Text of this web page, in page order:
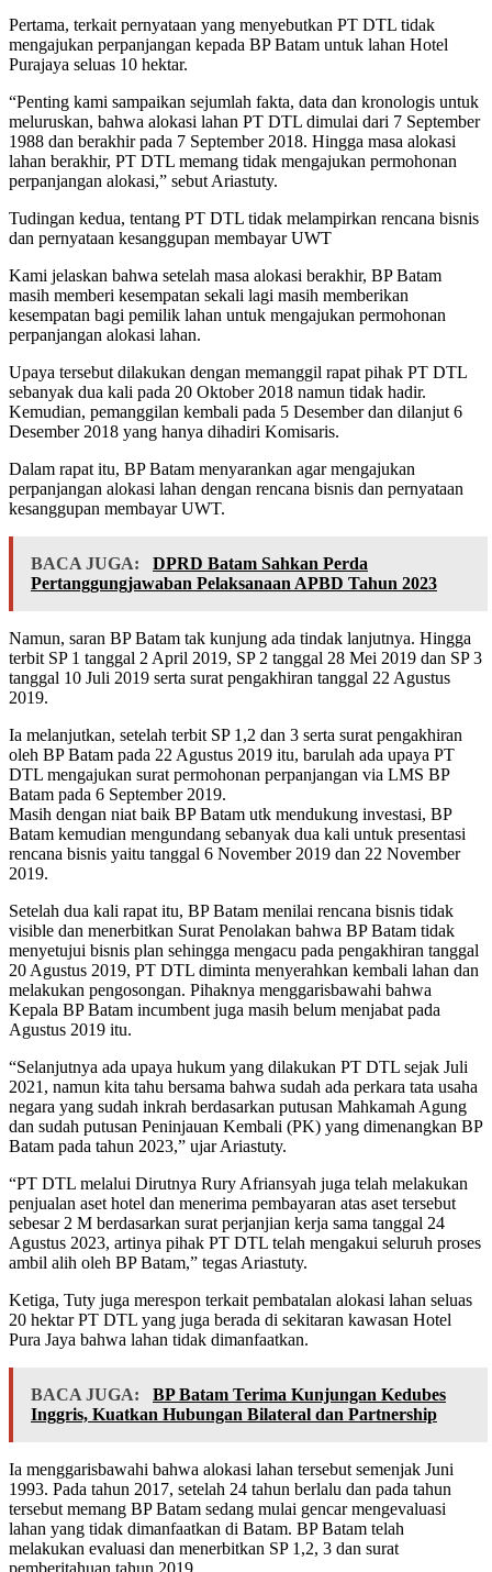
Pertama, terkait pernyataan yang menyebutkan PT DTL tidak
mengajukan perpanjangan kepada BP Batam untuk lahan Hotel
Purajaya seluas 10 hektar.
“Penting kami sampaikan sejumlah fakta, data dan kronologis untuk
meluruskan, bahwa alokasi lahan PT DTL dimulai dari 7 September
1988 dan berakhir pada 7 September 2018. Hingga masa alokasi
lahan berakhir, PT DTL memang tidak mengajukan permohonan
perpanjangan alokasi,” sebut Ariastuty.
Tudingan kedua, tentang PT DTL tidak melampirkan rencana bisnis
dan pernyataan kesanggupan membayar UWT
Kami jelaskan bahwa setelah masa alokasi berakhir, BP Batam
masih memberi kesempatan sekali lagi masih memberikan
kesempatan bagi pemilik lahan untuk mengajukan permohonan
perpanjangan alokasi lahan.
Upaya tersebut dilakukan dengan memanggil rapat pihak PT DTL
sebanyak dua kali pada 20 Oktober 2018 namun tidak hadir.
Kemudian, pemanggilan kembali pada 5 Desember dan dilanjut 6
Desember 2018 yang hanya dihadiri Komisaris.
Dalam rapat itu, BP Batam menyarankan agar mengajukan
perpanjangan alokasi lahan dengan rencana bisnis dan pernyataan
kesanggupan membayar UWT.
BACA JUGA:
DPRD Batam Sahkan Perda
Pertanggungjawaban Pelaksanaan APBD Tahun 2023
Namun, saran BP Batam tak kunjung ada tindak lanjutnya. Hingga
terbit SP 1 tanggal 2 April 2019, SP 2 tanggal 28 Mei 2019 dan SP 3
tanggal 10 Juli 2019 serta surat pengakhiran tanggal 22 Agustus
2019.
Ia melanjutkan, setelah terbit SP 1,2 dan 3 serta surat pengakhiran
oleh BP Batam pada 22 Agustus 2019 itu, barulah ada upaya PT
DTL mengajukan surat permohonan perpanjangan via LMS BP
Batam pada 6 September 2019.
Masih dengan niat baik BP Batam utk mendukung investasi, BP
Batam kemudian mengundang sebanyak dua kali untuk presentasi
rencana bisnis yaitu tanggal 6 November 2019 dan 22 November
2019.
Setelah dua kali rapat itu, BP Batam menilai rencana bisnis tidak
visible dan menerbitkan Surat Penolakan bahwa BP Batam tidak
menyetujui bisnis plan sehingga mengacu pada pengakhiran tanggal
20 Agustus 2019, PT DTL diminta menyerahkan kembali lahan dan
melakukan pengosongan. Pihaknya menggarisbawahi bahwa
Kepala BP Batam incumbent juga masih belum menjabat pada
Agustus 2019 itu.
“Selanjutnya ada upaya hukum yang dilakukan PT DTL sejak Juli
2021, namun kita tahu bersama bahwa sudah ada perkara tata usaha
negara yang sudah inkrah berdasarkan putusan Mahkamah Agung
dan sudah putusan Peninjauan Kembali (PK) yang dimenangkan BP
Batam pada tahun 2023,” ujar Ariastuty.
“PT DTL melalui Dirutnya Rury Afriansyah juga telah melakukan
penjualan aset hotel dan menerima pembayaran atas aset tersebut
sebesar 2 M berdasarkan surat perjanjian kerja sama tanggal 24
Agustus 2023, artinya pihak PT DTL telah mengakui seluruh proses
ambil alih oleh BP Batam,” tegas Ariastuty.
Ketiga, Tuty juga merespon terkait pembatalan alokasi lahan seluas
20 hektar PT DTL yang juga berada di sekitaran kawasan Hotel
Pura Jaya bahwa lahan tidak dimanfaatkan.
BACA JUGA:
BP Batam Terima Kunjungan Kedubes
Inggris, Kuatkan Hubungan Bilateral dan Partnership
Ia menggarisbawahi bahwa alokasi lahan tersebut semenjak Juni
1993. Pada tahun 2017, setelah 24 tahun berlalu dan pada tahun
tersebut memang BP Batam sedang mulai gencar mengevaluasi
lahan yang tidak dimanfaatkan di Batam. BP Batam telah
melakukan evaluasi dan menerbitkan SP 1,2, 3 dan surat
pemberitahuan tahun 2019.